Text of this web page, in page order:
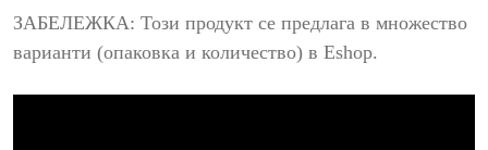
ЗАБЕЛЕЖКА: Този продукт се предлага в множество
варианти (опаковка и количество) в Eshop.